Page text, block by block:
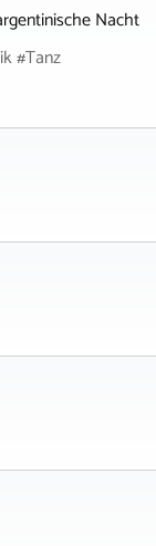
Nacht
#Tanz